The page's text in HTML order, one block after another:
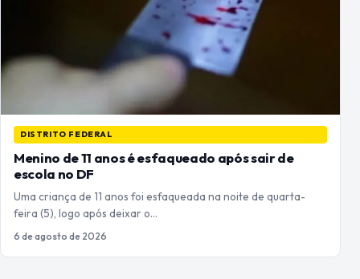
DISTRITO FEDERAL
Menino de 11 anos é esfaqueado após sair de
escola no DF
Uma criança de 11 anos foi esfaqueada na noite de quarta-
feira (5), logo após deixar o…
6 de agosto de 2026